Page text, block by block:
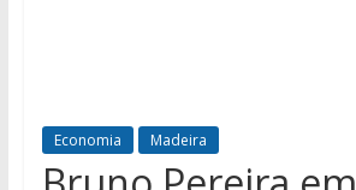
Economia Madeira